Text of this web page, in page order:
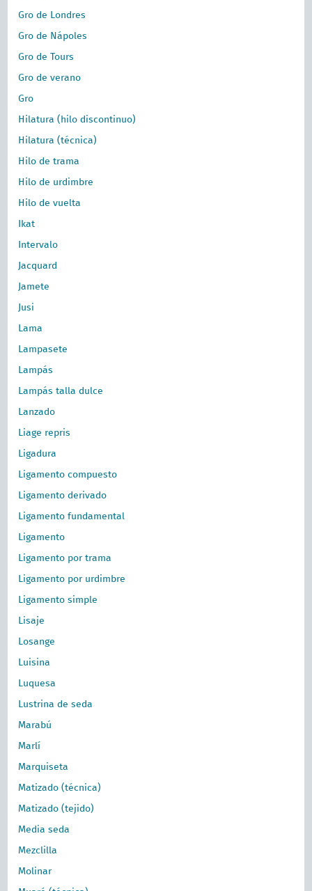
Gro de Londres
Gro de Nápoles
Gro de Tours
Gro de verano
Gro
Hilatura (hilo discontinuo)
Hilatura (técnica)
Hilo de trama
Hilo de urdimbre
Hilo de vuelta
Ikat
Intervalo
Jacquard
Jamete
Jusi
Lama
Lampasete
Lampás
Lampás talla dulce
Lanzado
Liage repris
Ligadura
Ligamento compuesto
Ligamento derivado
Ligamento fundamental
Ligamento
Ligamento por trama
Ligamento por urdimbre
Ligamento simple
Lisaje
Losange
Luisina
Luquesa
Lustrina de seda
Marabú
Marlí
Marquiseta
Matizado (técnica)
Matizado (tejido)
Media seda
Mezclilla
Molinar